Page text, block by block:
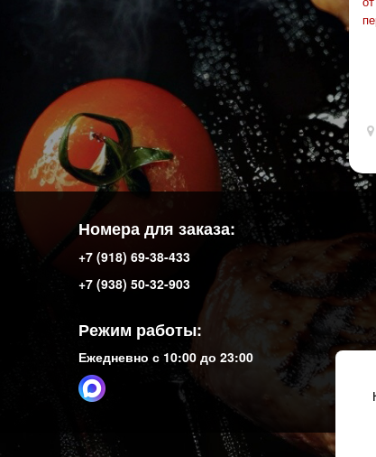
Номера для заказа:
+7 (918) 69-38-433
+7 (938) 50-32-903
Режим работы:
Ежедневно с 10:00 до 23:00